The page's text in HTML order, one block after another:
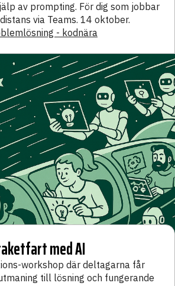
av prompting. För dig som jobbar
via Teams. 14 oktober.
- kodnära
med AI
workshop där deltagarna får
till lösning och fungerande